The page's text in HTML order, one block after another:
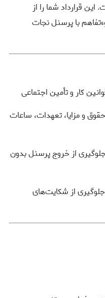
قرارداد شما را از
با پرسنل نجات
کار و تأمین اجتماعی
حقوق و مزایا، تعهدات، ساعات
جلوگیری از خروج پرسنل بدون
جلوگیری از شکایت‌های